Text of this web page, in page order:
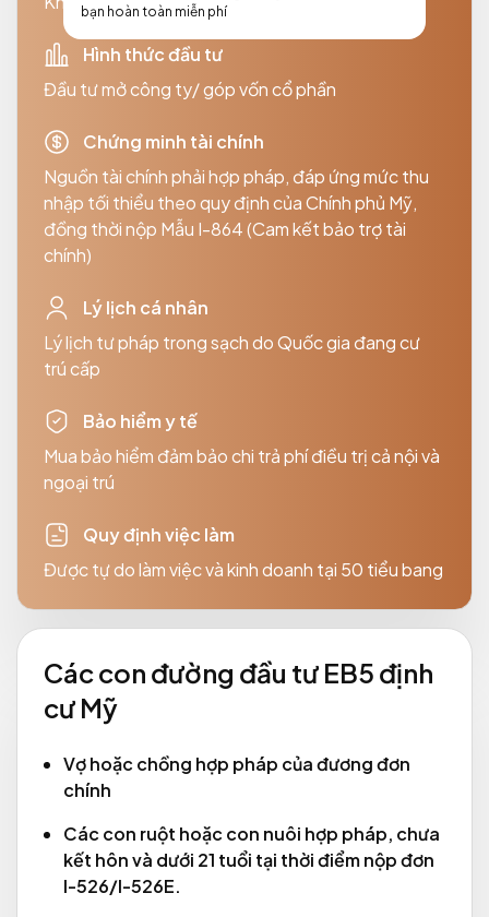
Hình thức đầu tư
Đầu tư mở công ty/ góp vốn cổ phần
Chứng minh tài chính
Nguồn tài chính phải hợp pháp, đáp ứng mức thu
nhập tối thiểu theo quy định của Chính phủ Mỹ,
đồng thời nộp Mẫu I-864 (Cam kết bảo trợ tài
chính)
Lý lịch cá nhân
Lý lịch tư pháp trong sạch do Quốc gia đang cư
trú cấp
Bảo hiểm y tế
Mua bảo hiểm đảm bảo chi trả phí điều trị cả nội và
ngoại trú
Quy định việc làm
Được tự do làm việc và kinh doanh tại 50 tiểu bang
Các con đường đầu tư EB5 định
cư Mỹ
Vợ hoặc chồng hợp pháp của đương đơn
chính
Các con ruột hoặc con nuôi hợp pháp, chưa
kết hôn và dưới 21 tuổi tại thời điểm nộp đơn
I-526/I-526E.
bạn hoàn toàn miễn phí